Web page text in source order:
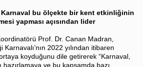
Karnaval bu ölçekte bir kent etkinliğinin
yapması açısından lider
Prof. Dr. Canan Madran,
2022 yılından itibaren
koyduğunu dile getirerek “Karnaval,
ve bu kapsamda bazı